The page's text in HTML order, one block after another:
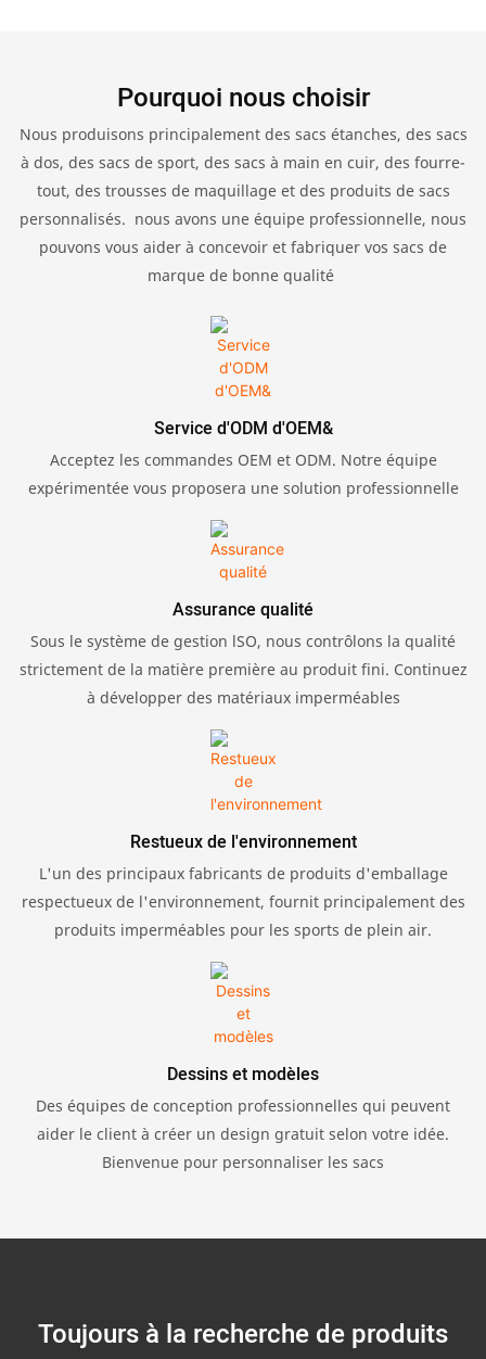
Pourquoi nous choisir
Nous produisons principalement des sacs étanches, des sacs
à dos, des sacs de sport, des sacs à main en cuir, des fourre-
tout, des trousses de maquillage et des produits de sacs
personnalisés. nous avons une équipe professionnelle, nous
pouvons vous aider à concevoir et fabriquer vos sacs de
marque de bonne qualité
Service d'ODM d'OEM&
Acceptez les commandes OEM et ODM. Notre équipe
expérimentée vous proposera une solution professionnelle
Assurance qualité
Sous le système de gestion lSO, nous contrôlons la qualité
strictement de la matière première au produit fini. Continuez
à développer des matériaux imperméables
Restueux de l'environnement
L'un des principaux fabricants de produits d'emballage
respectueux de l'environnement, fournit principalement des
produits imperméables pour les sports de plein air.
Dessins et modèles
Des équipes de conception professionnelles qui peuvent
aider le client à créer un design gratuit selon votre idée.
Bienvenue pour personnaliser les sacs
Toujours à la recherche de produits